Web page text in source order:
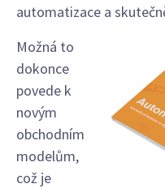
automatizace a
Možná to
dokonce
povede k
novým
obchodním
modelům,
což je